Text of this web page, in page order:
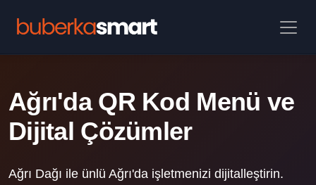
Ağrı'da QR Kod Menü ve
Dijital Çözümler
Ağrı Dağı ile ünlü Ağrı'da işletmenizi dijitalleştirin.